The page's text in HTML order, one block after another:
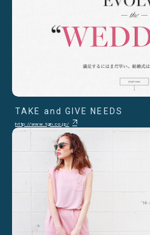
TAKE and GIVE NEEDS
http://www.tgn.co.jp/